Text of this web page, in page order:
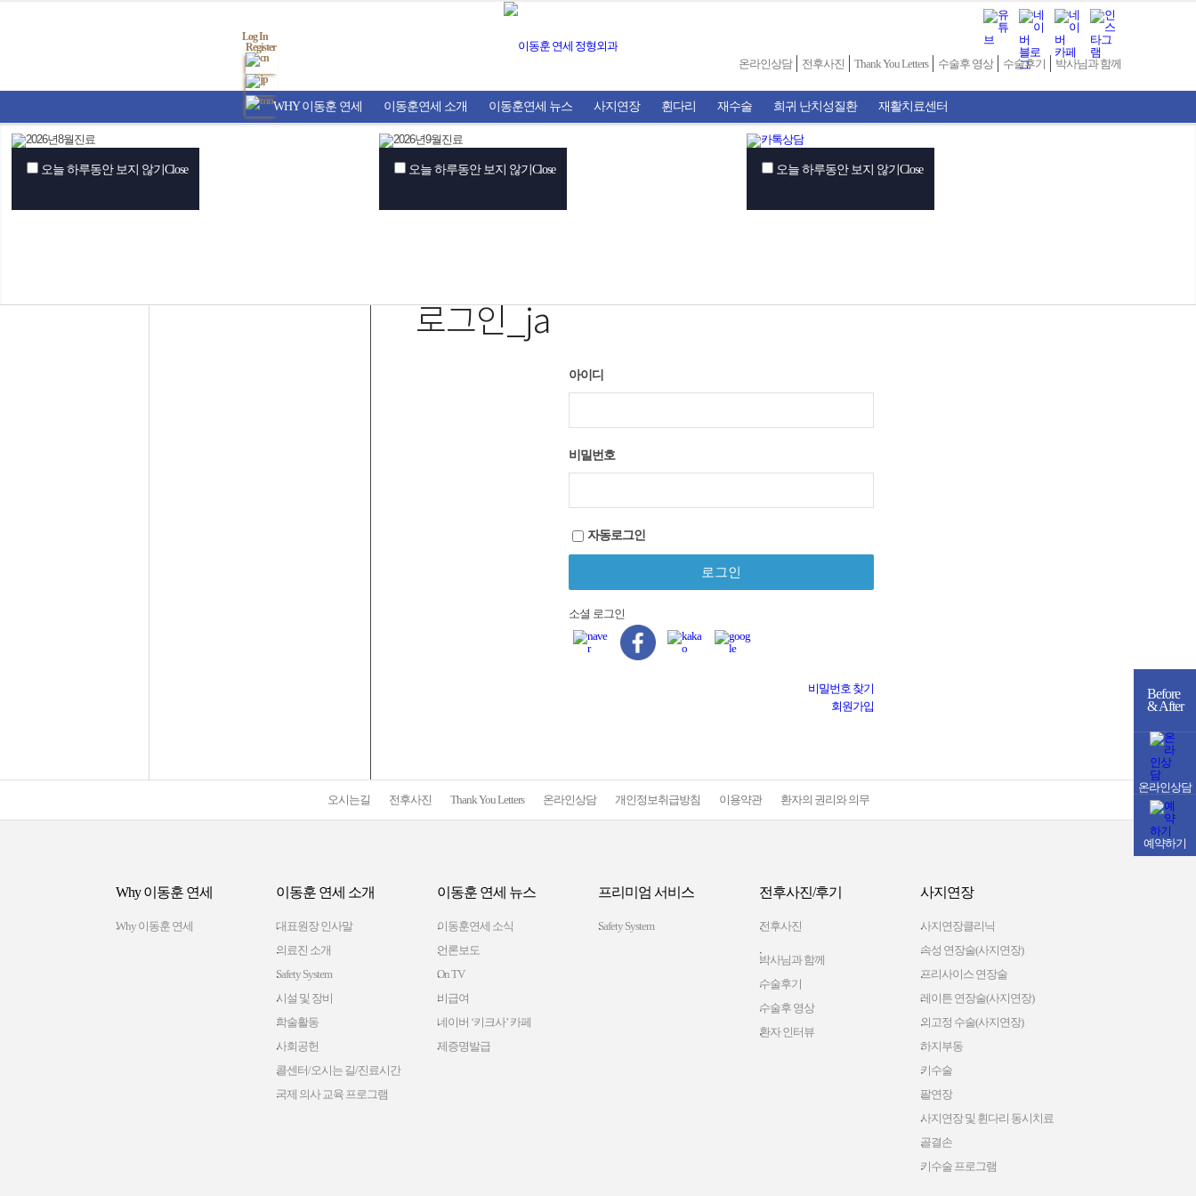
온라인상담 전후사진 Thank You Letters 수술후 영상 수술후기 박사님과 함께
Log In
Register
WHY 이동훈 연세 이동훈연세 소개 이동훈연세 뉴스 사지연장 휜다리 재수술 희귀 난치성질환 재활치료센터
로그인_ja
아이디
비밀번호
자동로그인
소셜 로그인
비밀번호 찾기
회원가입
오시는길 전후사진 Thank You Letters 온라인상담 개인정보취급방침 이용약관 환자의 권리와 의무
Why 이동훈 연세
Why 이동훈 연세
이동훈 연세 소개
대표원장 인사말
의료진 소개
Safety System
시설 및 장비
학술활동
사회공헌
콜센터/오시는 길/진료시간
국제 의사 교육 프로그램
이동훈 연세 뉴스
이동훈연세 소식
언론보도
On TV
비급여
네이버 ‘키크사’ 카페
제증명발급
프리미엄 서비스
Safety System
전후사진/후기
전후사진
박사님과 함께
수술후기
수술후 영상
환자 인터뷰
사지연장
사지연장클리닉
속성 연장술(사지연장)
프리사이스 연장술
레이튼 연장술(사지연장)
외고정 수술(사지연장)
하지부동
키수술
팔연장
사지연장 및 휜다리 동시치료
골결손
키수술 프로그램
Before
& After
온라인상담
예약하기
오늘 하루동안 보지 않기 Close 오늘 하루동안 보지 않기 Close 오늘 하루동안 보지 않기 Close